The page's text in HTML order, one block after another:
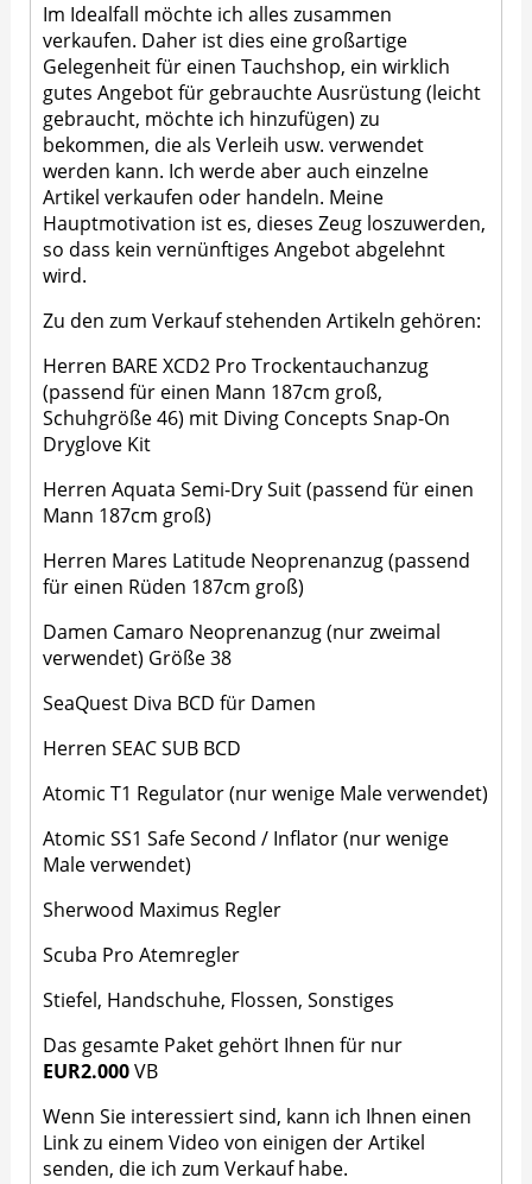
Im Idealfall möchte ich alles zusammen
verkaufen. Daher ist dies eine großartige
Gelegenheit für einen Tauchshop, ein wirklich
gutes Angebot für gebrauchte Ausrüstung (leicht
gebraucht, möchte ich hinzufügen) zu
bekommen, die als Verleih usw. verwendet
werden kann. Ich werde aber auch einzelne
Artikel verkaufen oder handeln. Meine
Hauptmotivation ist es, dieses Zeug loszuwerden,
so dass kein vernünftiges Angebot abgelehnt
wird.
Zu den zum Verkauf stehenden Artikeln gehören:
Herren BARE XCD2 Pro Trockentauchanzug
(passend für einen Mann 187cm groß,
Schuhgröße 46) mit Diving Concepts Snap-On
Dryglove Kit
Herren Aquata Semi-Dry Suit (passend für einen
Mann 187cm groß)
Herren Mares Latitude Neoprenanzug (passend
für einen Rüden 187cm groß)
Damen Camaro Neoprenanzug (nur zweimal
verwendet) Größe 38
SeaQuest Diva BCD für Damen
Herren SEAC SUB BCD
Atomic T1 Regulator (nur wenige Male verwendet)
Atomic SS1 Safe Second / Inflator (nur wenige
Male verwendet)
Sherwood Maximus Regler
Scuba Pro Atemregler
Stiefel, Handschuhe, Flossen, Sonstiges
Das gesamte Paket gehört Ihnen für nur
EUR2.000VB
Wenn Sie interessiert sind, kann ich Ihnen einen
Link zu einem Video von einigen der Artikel
senden, die ich zum Verkauf habe.